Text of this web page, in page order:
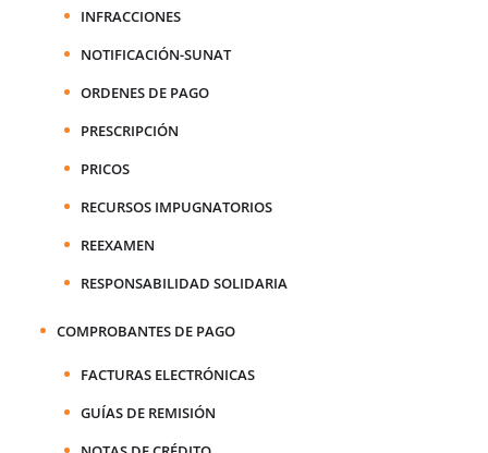
INFRACCIONES
NOTIFICACIÓN-SUNAT
ORDENES DE PAGO
PRESCRIPCIÓN
PRICOS
RECURSOS IMPUGNATORIOS
REEXAMEN
RESPONSABILIDAD SOLIDARIA
COMPROBANTES DE PAGO
FACTURAS ELECTRÓNICAS
GUÍAS DE REMISIÓN